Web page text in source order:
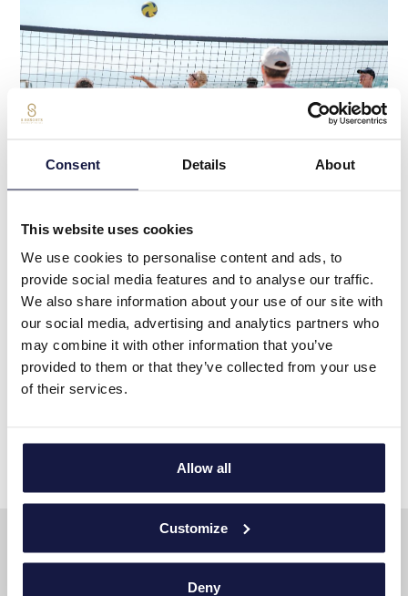
Consent Details About
This website uses cookies
We use cookies to personalise content and ads, to
provide social media features and to analyse our traffic.
We also share information about your use of our site with
our social media, advertising and analytics partners who
may combine it with other information that you’ve
provided to them or that they’ve collected from your use
of their services.
Allow all
Customize
Deny
“At Lyttos Beach, you are free to indulge at
”